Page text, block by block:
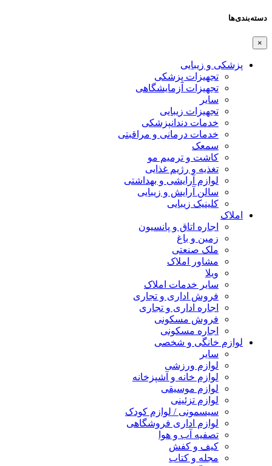
دسته‌بندی‌ها
×
پزشکی و زیبایی
تجهیزات پزشکی
تجهیزات آزمایشگاهی
سایر
تجهیزات زیبایی
خدمات دندانپزشکی
خدمات درمانی و مراقبتی
سمعک
کاشت و ترمیم مو
تغذیه و رژیم غذایی
لوازم آرایشی و بهداشتی
سالن آرایش و زیبایی
کلینیک زیبایی
املاک
اجاره اتاق و پانسیون
زمین و باغ
ملک صنعتی
مشاور املاک
ویلا
سایر خدمات املاک
فروش اداری و تجاری
اجاره اداری و تجاری
فروش مسکونی
اجاره مسکونی
لوازم خانگی و شخصی
سایر
لوازم ورزشی
لوازم خانه و آشپزخانه
لوازم موسیقی
لوازم تزئینی
سیسمونی / لوازم کودک
لوازم اداری فروشگاهی
تصفیه آب و هوا
کیف و کفش
مجله و کتاب